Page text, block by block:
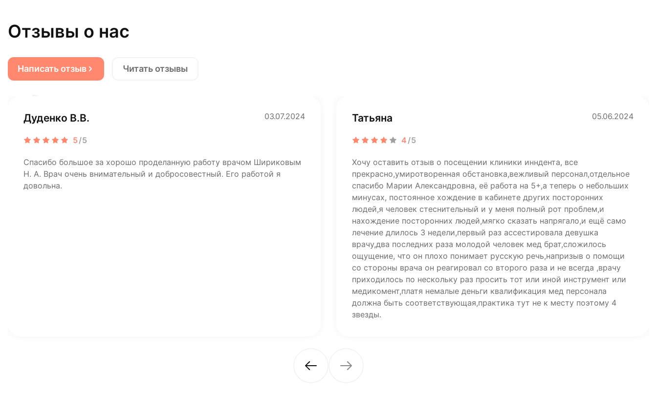
Отзывы о нас
Написать отзыв Читать отзывы
Дуденко В.В. 03.07.2024
5/5
Спасибо большое за хорошо проделанную работу врачом Шириковым
Н. А. Врач очень внимательный и добросовестный. Его работой я
довольна.
Татьяна 05.06.2024
4 /5
Хочу оставить отзыв о посещении клиники инндента, все
прекрасно,умиротворенная обстановка,вежливый персонал,отдельное
спасибо Марии Александровна, её работа на 5+,а теперь о небольших
минусах, постоянное хождение в кабинете других посторонних
людей,я человек стеснительный и у меня полный рот проблем,и
нахождение посторонних людей,мягко сказать напрягало,и ещё само
лечение длилось 3 недели,первый раз ассестировала девушка
врачу,два последних раза молодой человек мед брат,сложилось
ощущение, что он плохо понимает русскую речь,напризыв о помощи
со стороны врача он реагировал со второго раза и не всегда ,врачу
приходилось по нескольку раз просить тот или иной инструмент или
медикомент,платя немалые деньги квалификация мед персонала
должна быть соответствующая,практика тут не к месту поэтому 4
звезды.